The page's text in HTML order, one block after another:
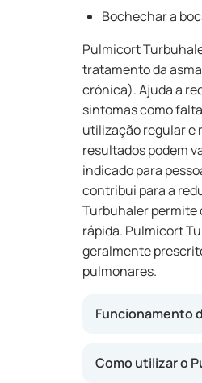
Bochechar a
Pulmicort
tratamento da
crónica). Ajuda a
sintomas como
utilização regular e
resultados podem
indicado para
contribui para a
Turbuhaler permite
rápida. Pulmicort
geralmente
pulmonares.
Funcionamento
Este
o inchaço e a
Como utilizar o